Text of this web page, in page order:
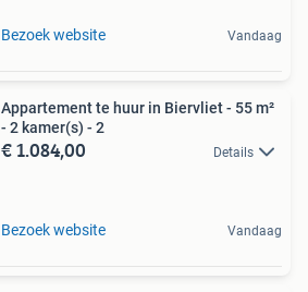
Bezoek website Vandaag
Appartement te huur in Biervliet - 55 m²
- 2 kamer(s) - 2
€ 1.084,00 Details
Bezoek website Vandaag